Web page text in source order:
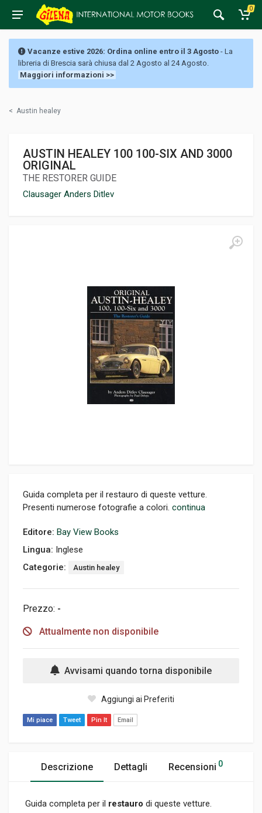
0
Vacanze estive 2026: Ordina online entro il 3 Agosto - La
libreria di Brescia sarà chiusa dal 2 Agosto al 24 Agosto.
Maggiori informazioni >>
< Austin healey
AUSTIN HEALEY 100 100-SIX AND 3000
ORIGINAL
THE RESTORER GUIDE
Clausager Anders Ditlev
Guida completa per il restauro di queste vetture.
Presenti numerose fotografie a colori. continua
Editore: Bay View Books
Lingua: Inglese
Categorie:
Austin healey
Prezzo: -
Attualmente non disponibile
Avvisami quando torna disponibile
Aggiungi ai Preferiti
Mi piace Tweet Pin It Email
Descrizione Dettagli Recensioni 0
Guida completa per il restauro di queste vetture.